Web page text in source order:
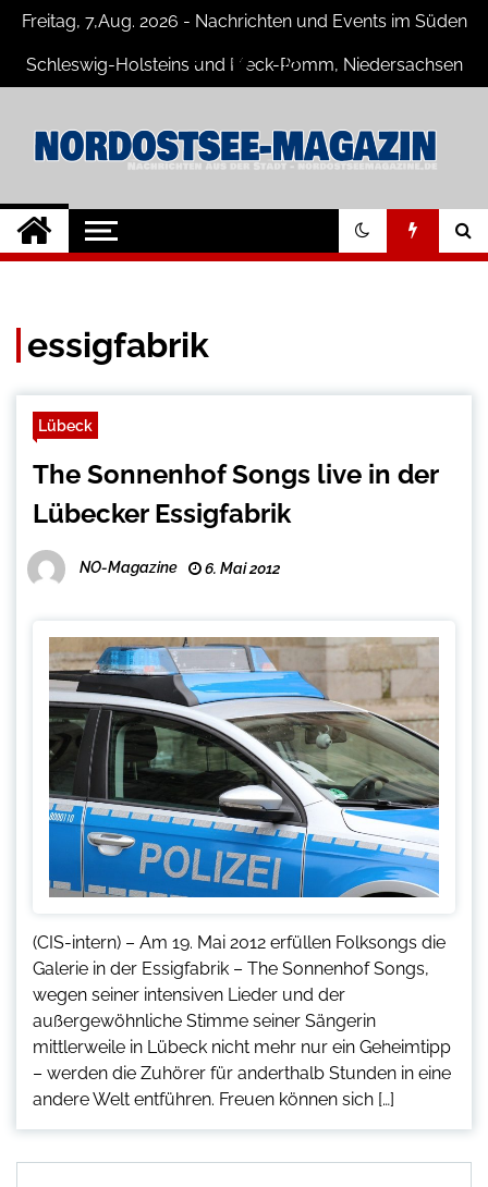
Skip
content
Freitag, 7,Aug. 2026 - Nachrichten und Events im Süden
Schleswig-Holsteins und Meck-Pomm, Niedersachsen
Nord-Ostsee-
Magazine Blog
Der Blog der Nord-Ostsee Magazine
essigfabrik
Lübeck
The Sonnenhof Songs live in der
Lübecker Essigfabrik
NO-Magazine 6. Mai 2012
(CIS-intern) – Am 19. Mai 2012 erfüllen Folksongs die
Galerie in der Essigfabrik – The Sonnenhof Songs,
wegen seiner intensiven Lieder und der
außergewöhnliche Stimme seiner Sängerin
mittlerweile in Lübeck nicht mehr nur ein Geheimtipp
– werden die Zuhörer für anderthalb Stunden in eine
andere Welt entführen. Freuen können sich […]